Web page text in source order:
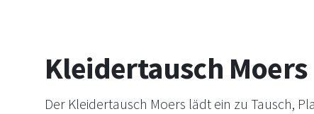
Kleidertausch Moers
Der Kleidertausch Moers lädt ein zu Tausch,